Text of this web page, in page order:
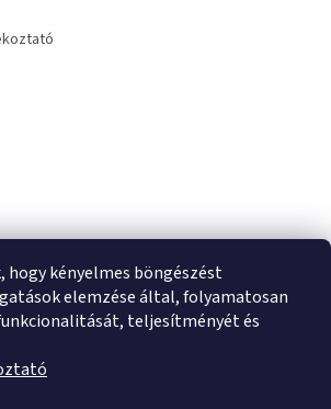
hogy kényelmes böngészést
elemzése által, folyamatosan
teljesítményét és
jelszó